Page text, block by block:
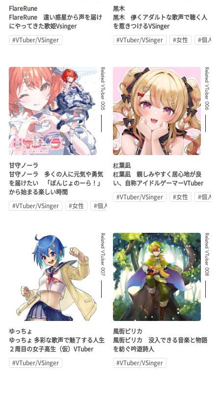
FlareRune
FlareRune 遠い惑星から声を届け
にやってきた歌姫Vsinger
#VTuber/VSinger
黑木
黑木 儚くアダルトな歌声で聴く人
を惹きつけるVSinger
#VTuber/VSinger
#女性 #個人勢
Related VTuber 005
甘守ノーラ
甘守ノーラ 多くの人に元気や勇気
を届けたい 「ぼんじょのーら！」
から始まる楽しい時間
#VTuber/VSinger
#女性 #個人勢
Related VTuber 006
杠葉凪
杠葉凪 親しみやすく居心地が良
い、自称アイドルゲーマーVTuber
#VTuber/VSinger
#女性 #個人勢
Related VTuber 007
ゆっちょ
ゆっちょ 多彩な歌声で魅了する人生
２周目の女子高生（仮）VTuber
#VTuber/VSinger
Related VTuber 008
風街ピリカ
風街ピリカ 没入できる音楽と物語
を紡ぐ吟遊詩人
#VTuber/VSinger